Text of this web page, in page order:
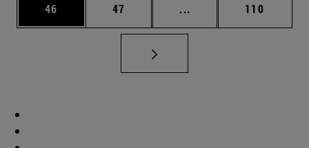
Página
46 Página
47 ... Páginas intermedias
Página
110